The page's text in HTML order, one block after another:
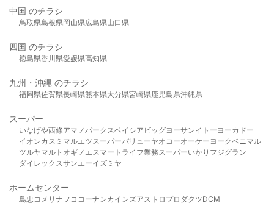
中国 のチラシ
鳥取県島根県岡山県広島県山口県
四国 のチラシ
徳島県香川県愛媛県高知県
九州・沖縄 のチラシ
福岡県佐賀県長崎県熊本県大分県宮崎県鹿児島県沖縄県
スーパー
いなげや西條アマノパークスベイシア ビッグヨーサンイトーヨーカドー
イオンカスミ マルエツスーパーバリューヤオコーオーケー ヨークベニマル
ツルヤマルト オギノ エスマート ライフ業務スーパーいかり フジグラン
ダイレックスサンエーイズミヤ
ホームセンター
島忠 コメリ ナフコ コーナンカインズアストロプロダクツDCM